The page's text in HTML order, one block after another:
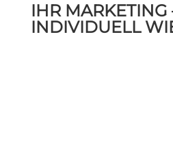
IHR MARKETING
INDIVIDUELL